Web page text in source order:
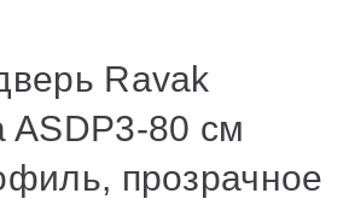
Ravak
ASDP3-80 см
прозрачное